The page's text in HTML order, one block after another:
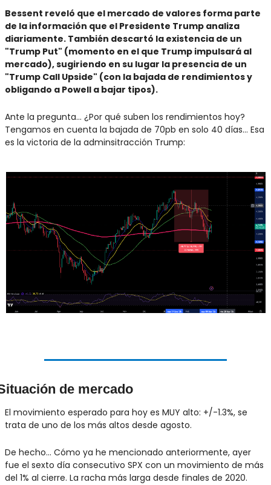
Bessent reveló que el mercado de valores forma parte
de la información que el Presidente Trump analiza
diariamente. También descartó la existencia de un
"Trump Put" (momento en el que Trump impulsará al
mercado), sugiriendo en su lugar la presencia de un
"Trump Call Upside" (con la bajada de rendimientos y
obligando a Powell a bajar tipos).
Ante la pregunta… ¿Por qué suben los rendimientos hoy?
Tengamos en cuenta la bajada de 70pb en solo 40 días… Esa
es la victoria de la adminsitracción Trump:
de mercado
El movimiento esperado para hoy es MUY alto: +/-1.3%, se
trata de uno de los más altos desde agosto.
De hecho... Cómo ya he mencionado anteriormente, ayer
fue el sexto día consecutivo SPX con un movimiento de más
del 1% al cierre. La racha más larga desde finales de 2020.